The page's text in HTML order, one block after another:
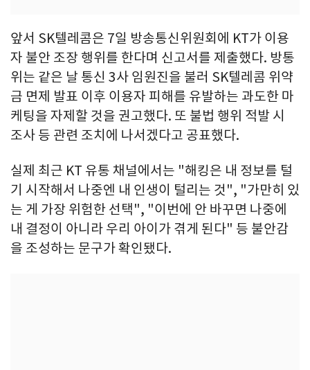
앞서 SK텔레콤은 7일 방송통신위원회에 KT가 이용
자 불안 조장 행위를 한다며 신고서를 제출했다. 방통
위는 같은 날 통신 3사 임원진을 불러 SK텔레콤 위약
금 면제 발표 이후 이용자 피해를 유발하는 과도한 마
케팅을 자제할 것을 권고했다. 또 불법 행위 적발 시
조사 등 관련 조치에 나서겠다고 공표했다.
실제 최근 KT 유통 채널에서는 "해킹은 내 정보를 털
기 시작해서 나중엔 내 인생이 털리는 것", "가만히 있
는 게 가장 위험한 선택", "이번에 안 바꾸면 나중에
내 결정이 아니라 우리 아이가 겪게 된다" 등 불안감
을 조성하는 문구가 확인됐다.